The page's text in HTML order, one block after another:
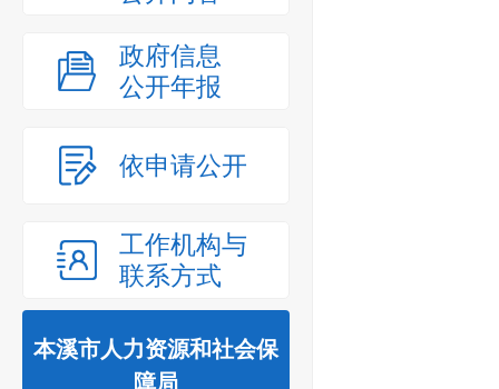
政府信息
公开年报
依申请公开
工作机构与
联系方式
本溪市人力资源和社会保
障局